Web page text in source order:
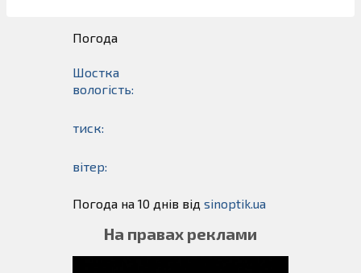
Погода
Шостка
вологість:
тиск:
вітер:
Погода на 10 днів від sinoptik.ua
На правах реклами